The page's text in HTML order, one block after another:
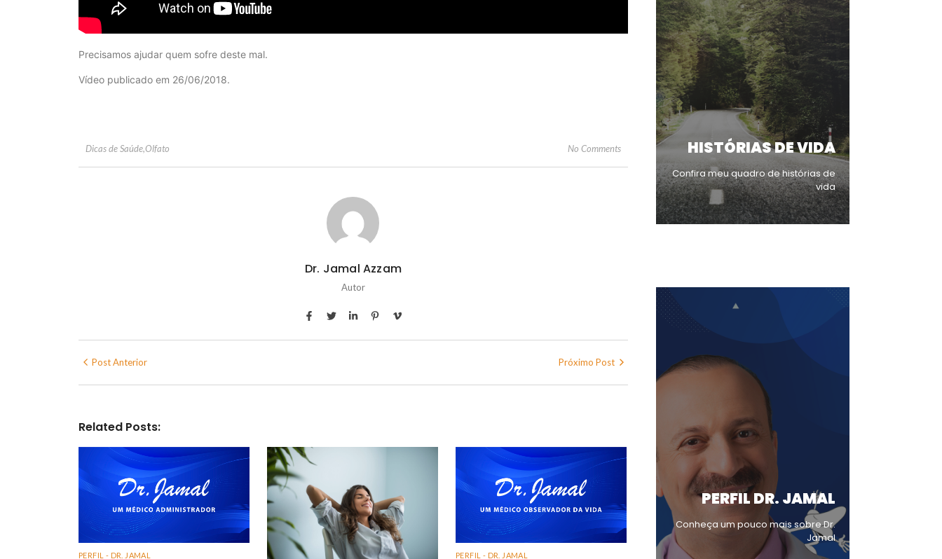
Precisamos ajudar quem sofre deste mal.
Vídeo publicado em 26/06/2018.
Dicas de Saúde,Olfato No Comments
Dr. Jamal Azzam
Autor
Post Anterior Próximo Post
Related Posts:
PERFIL - DR. JAMAL PERFIL - DR. JAMAL
HISTÓRIAS DE VIDA
Confira meu quadro de histórias de
vida
PERFIL DR. JAMAL
Conheça um pouco mais sobre Dr.
Jamal